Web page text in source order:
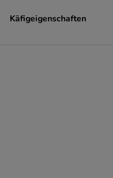
Käfigeigenschaften